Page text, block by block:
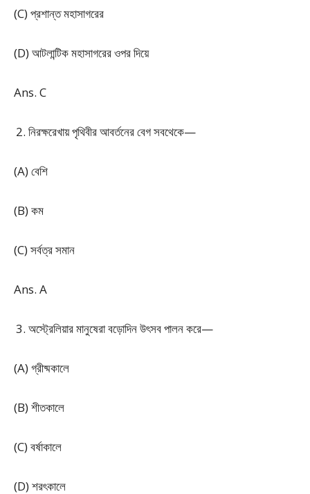
(C) প্রশান্ত মহাসাগরের
(D) আটলান্টিক মহাসাগরের ওপর দিয়ে
Ans. C
নিরক্ষরেখায় পৃথিবীর আবর্তনের বেগ সবথেকে—
(A) বেশি
(B) কম
(C) সর্বত্র সমান
Ans. A
অস্ট্রেলিয়ার মানুষেরা বড়োদিন উৎসব পালন করে—
(A) গ্রীষ্মকালে
(B) শীতকালে
(C) বর্ষাকালে
(D) শরৎকালে